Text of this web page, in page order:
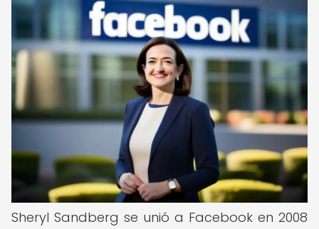
Sheryl Sandberg se unió a Facebook en 2008